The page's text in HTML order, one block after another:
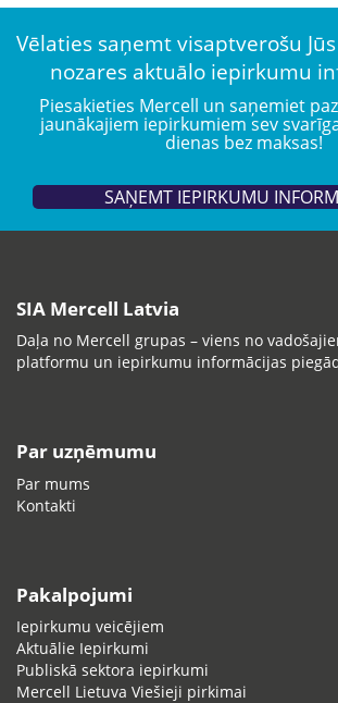
Vēlaties saņemt visaptverošu
nozares aktuālo iepirkumu
Piesakieties Mercell un saņemiet
jaunākajiem iepirkumiem sev
dienas bez maksas!
SAŅEMT IEPIRKUMU
SIA Mercell Latvia
Daļa no Mercell grupas – viens no
platformu un iepirkumu informācijas
Par uzņēmumu
Par mums
Kontakti
Pakalpojumi
Iepirkumu veicējiem
Aktuālie Iepirkumi
Publiskā sektora iepirkumi
Mercell Lietuva Viešieji pirkimai